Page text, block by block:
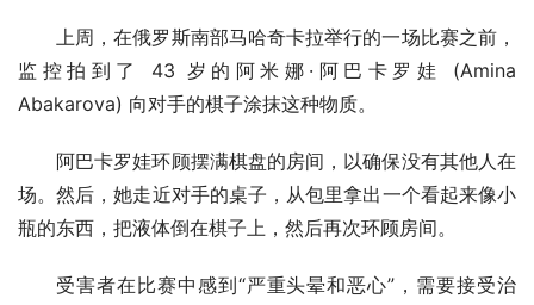
上周，在俄罗斯南部马哈奇卡拉举行的一场比赛之前，
监控拍到了 43 岁的阿米娜·阿巴卡罗娃 (Amina
Abakarova) 向对手的棋子涂抹这种物质。
阿巴卡罗娃环顾摆满棋盘的房间，以确保没有其他人在
场。然后，她走近对手的桌子，从包里拿出一个看起来像小
瓶的东西，把液体倒在棋子上，然后再次环顾房间。
受害者在比赛中感到“严重头晕和恶心”，需要接受治